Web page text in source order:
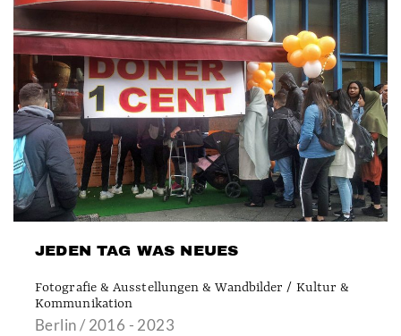
JEDEN TAG WAS NEUES
Fotografie & Ausstellungen & Wandbilder / Kultur &
Kommunikation
Berlin / 2016 - 2023